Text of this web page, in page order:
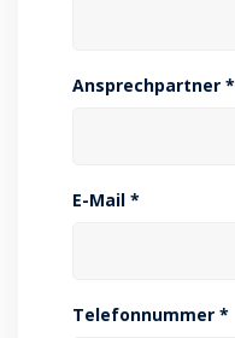
Ansprechpartner *
E-Mail *
Telefonnummer *